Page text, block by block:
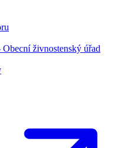
Obecní živnostenský úřad